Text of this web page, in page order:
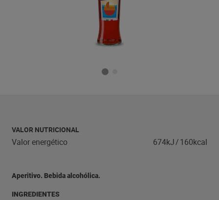
VALOR NUTRICIONAL
Valor energético 674kJ/160kcal
Aperitivo. Bebida alcohólica.
INGREDIENTES